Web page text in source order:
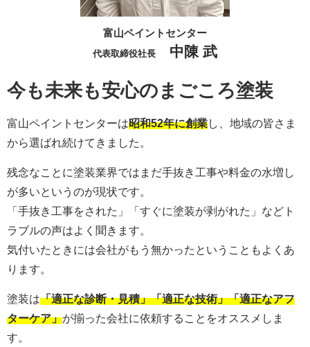
富山ペイントセンター
代表取締役社長 中陳 武
今も未来も安心のまごころ塗装
富山ペイントセンターは昭和52年に創業し、地域の皆さま
から選ばれ続けてきました。
残念なことに塗装業界ではまだ手抜き工事や料金の水増し
が多いというのが現状です。
「手抜き工事をされた」「すぐに塗装が剥がれた」などト
ラブルの声はよく聞きます。
気付いたときには会社がもう無かったということもよくあ
ります。
塗装は「適正な診断・見積」「適正な技術」「適正なアフ
ターケア」が揃った会社に依頼することをオススメしま
す。